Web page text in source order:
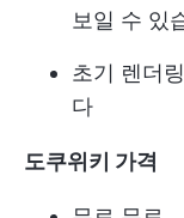
보일 수 있
초기 렌더
다
도쿠위키 가격